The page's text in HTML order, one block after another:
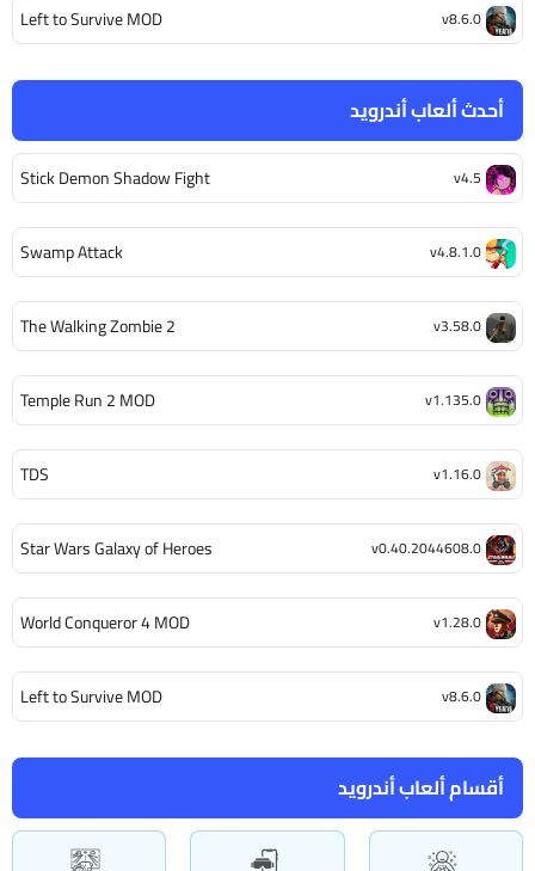
أقسام ألعاب أندرويد
أحدث ألعاب أندرويد
Stick Demon Shadow Fight v4.5
Swamp Attack v4.8.1.0
The Walking Zombie 2 v3.58.0
Temple Run 2 MOD v1.135.0
TDS v1.16.0
Star Wars Galaxy of Heroes v0.40.2044608.0
World Conqueror 4 MOD v1.28.0
Left to Survive MOD v8.6.0
Left to Survive MOD v8.6.0